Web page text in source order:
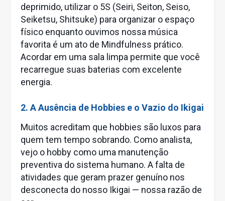
deprimido, utilizar o 5S (Seiri, Seiton, Seiso,
Seiketsu, Shitsuke) para organizar o espaço
físico enquanto ouvimos nossa música
favorita é um ato de Mindfulness prático.
Acordar em uma sala limpa permite que você
recarregue suas baterias com excelente
energia.
2. A Ausência de Hobbies e o Vazio do Ikigai
Muitos acreditam que hobbies são luxos para
quem tem tempo sobrando. Como analista,
vejo o hobby como uma manutenção
preventiva do sistema humano. A falta de
atividades que geram prazer genuíno nos
desconecta do nosso Ikigai — nossa razão de